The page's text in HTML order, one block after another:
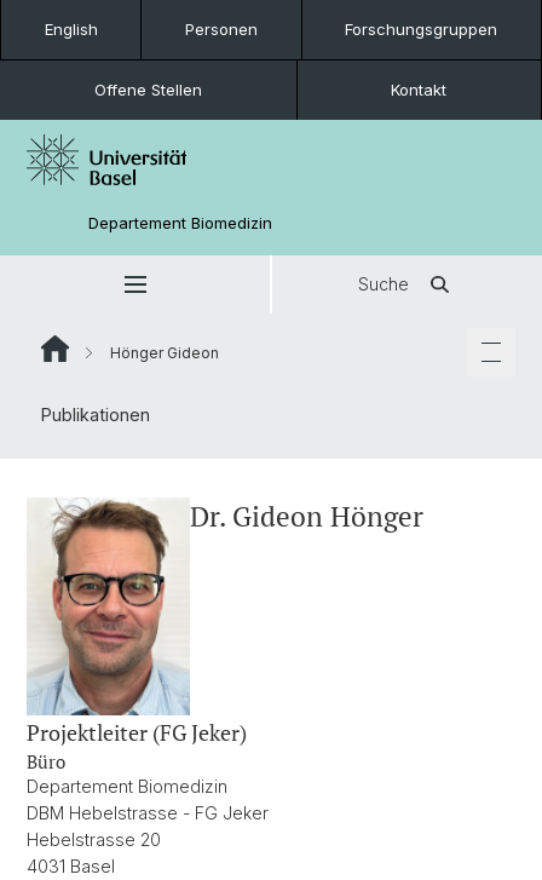
English Personen Forschungsgruppen
Offene Stellen Kontakt
Departement Biomedizin
Suche
Hönger Gideon
Publikationen
Dr. Gideon Hönger
Projektleiter (FG Jeker)
Büro
Departement Biomedizin
DBM Hebelstrasse - FG Jeker
Hebelstrasse 20
4031 Basel